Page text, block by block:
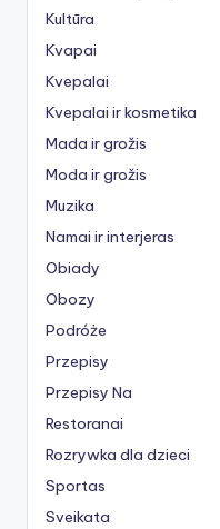
Kultūra
Kvapai
Kvepalai
Kvepalai ir kosmetika
Mada ir grožis
Moda ir grožis
Muzika
Namai ir interjeras
Obiady
Obozy
Podróże
Przepisy
Przepisy Na
Restoranai
Rozrywka dla dzieci
Sportas
Sveikata